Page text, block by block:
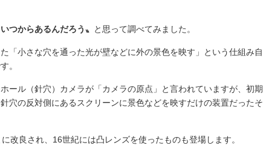
つからあるんだろう〟 と思って調べてみました。
「小さな穴を通った光が壁などに外の景色を映す」という仕組み自
。
ール（針穴）カメラが「カメラの原点」と言われていますが、初期
穴の反対側にあるスクリーンに景色などを映すだけの装置だったそ
改良され、 16世紀には凸レンズを使ったものも登場します。